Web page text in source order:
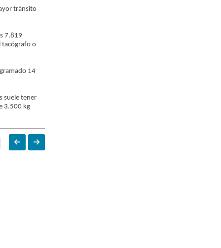
tránsito
7.819
tacógrafo o
14
suele tener
3.500 kg